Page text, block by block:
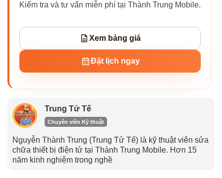
Kiểm tra và tư vấn miễn phí tại Thành Trung Mobile.
Xem bảng giá
Đặt lịch ngay
Trung Tử Tế
Chuyên viên Kỹ thuật
Nguyễn Thành Trung (Trung Tử Tế) là kỹ thuật viên sửa
chữa thiết bị điện tử tại Thành Trung Mobile. Hơn 15
năm kinh nghiệm trong nghề